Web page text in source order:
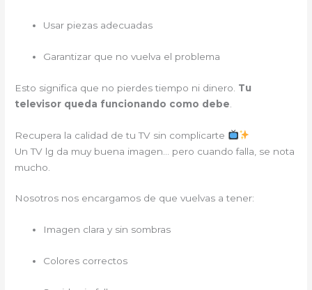
Usar piezas adecuadas
Garantizar que no vuelva el problema
Esto significa que no pierdes tiempo ni dinero. Tu
televisor queda funcionando como debe
Recupera la calidad de tu TV sin complicarte
Un TV lg da muy buena imagen… pero cuando falla, se nota
mucho.
Nosotros nos encargamos de que vuelvas a tener:
Imagen clara y sin sombras
Colores correctos